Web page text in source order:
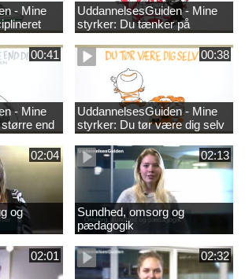
- Mine
UddannelsesGuiden - Mine
styrker: Du tænker på
fællesskabet
00:41
- Mine
end
den
00:38
UddannelsesGuiden - Mine
styrker: Du tør være dig selv
02:04
og
02:13
Sundhed, omsorg og
pædagogik
02:01 02:32